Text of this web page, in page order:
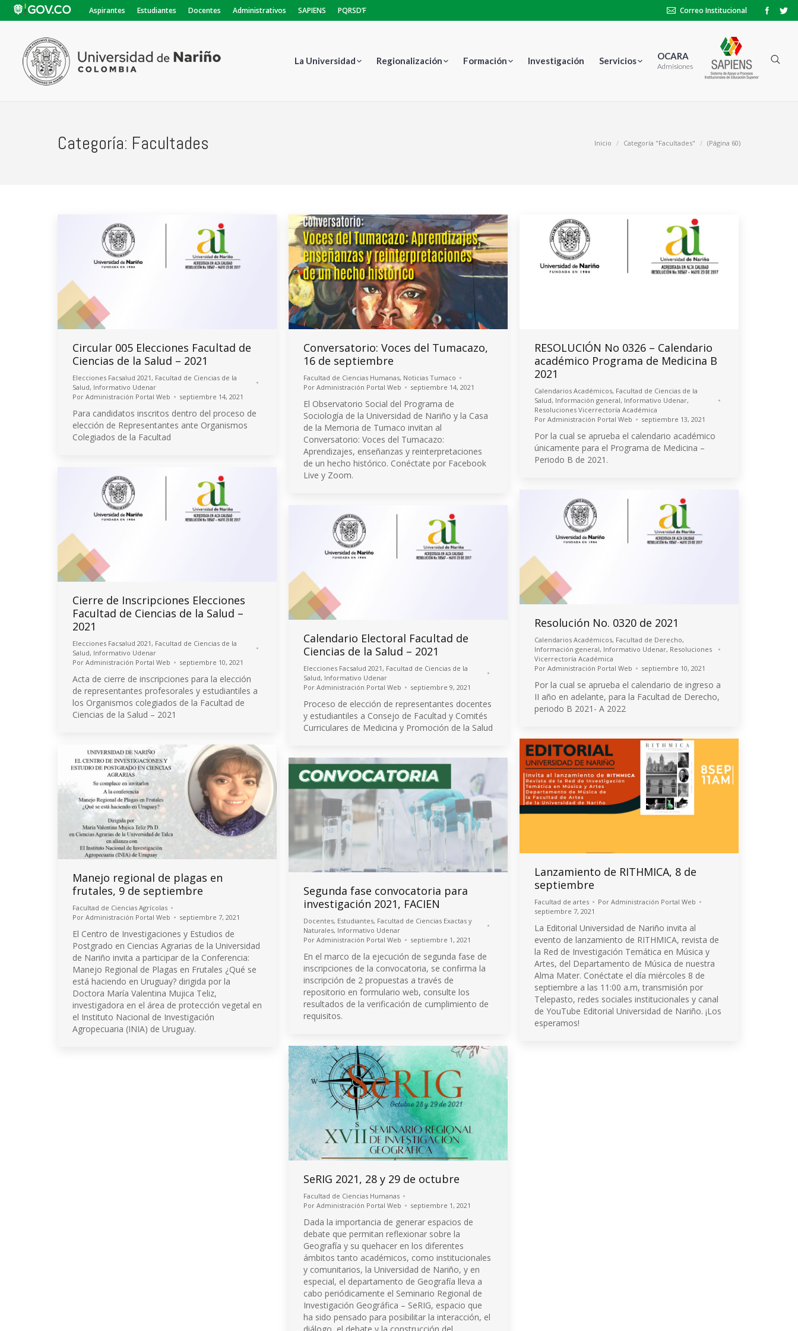
Aspirantes Estudiantes Docentes Administrativos SAPIENS PQRSD’F Correo Institucional
La Universidad Regionalización Formación Investigación Servicios OCARA
Admisiones
Categoría: Facultades Inicio Categoría "Facultades" (Página 60)
Circular 005 Elecciones Facultad de
Ciencias de la Salud – 2021
Elecciones Facsalud 2021, Facultad de Ciencias de la
Salud, Informativo Udenar
Por Administración Portal Web septiembre 14, 2021
Para candidatos inscritos dentro del proceso de
elección de Representantes ante Organismos
Colegiados de la Facultad
Conversatorio: Voces del Tumacazo,
16 de septiembre
Facultad de Ciencias Humanas, Noticias Tumaco
Por Administración Portal Web septiembre 14, 2021
El Observatorio Social del Programa de
Sociología de la Universidad de Nariño y la Casa
de la Memoria de Tumaco invitan al
Conversatorio: Voces del Tumacazo:
Aprendizajes, enseñanzas y reinterpretaciones
de un hecho histórico. Conéctate por Facebook
Live y Zoom.
RESOLUCIÓN No 0326 – Calendario
académico Programa de Medicina B
2021
Calendarios Académicos, Facultad de Ciencias de la
Salud, Información general, Informativo Udenar,
Resoluciones Vicerrectoría Académica
Por Administración Portal Web septiembre 13, 2021
Por la cual se aprueba el calendario académico
únicamente para el Programa de Medicina –
Periodo B de 2021.
Cierre de Inscripciones Elecciones
Facultad de Ciencias de la Salud –
2021
Elecciones Facsalud 2021, Facultad de Ciencias de la
Salud, Informativo Udenar
Por Administración Portal Web septiembre 10, 2021
Acta de cierre de inscripciones para la elección
de representantes profesorales y estudiantiles a
los Organismos colegiados de la Facultad de
Ciencias de la Salud – 2021
Resolución No. 0320 de 2021
Calendarios Académicos, Facultad de Derecho,
Información general, Informativo Udenar, Resoluciones
Vicerrectoría Académica
Por Administración Portal Web septiembre 10, 2021
Por la cual se aprueba el calendario de ingreso a
II año en adelante, para la Facultad de Derecho,
periodo B 2021- A 2022
Calendario Electoral Facultad de
Ciencias de la Salud – 2021
Elecciones Facsalud 2021, Facultad de Ciencias de la
Salud, Informativo Udenar
Por Administración Portal Web septiembre 9, 2021
Proceso de elección de representantes docentes
y estudiantiles a Consejo de Facultad y Comités
Curriculares de Medicina y Promoción de la Salud
Lanzamiento de RITHMICA, 8 de
septiembre
Facultad de artes Por Administración Portal Web
septiembre 7, 2021
La Editorial Universidad de Nariño invita al
evento de lanzamiento de RITHMICA, revista de
la Red de Investigación Temática en Música y
Artes, del Departamento de Música de nuestra
Alma Mater. Conéctate el día miércoles 8 de
septiembre a las 11:00 a.m, transmisión por
Telepasto, redes sociales institucionales y canal
de YouTube Editorial Universidad de Nariño. ¡Los
esperamos!
Manejo regional de plagas en
frutales, 9 de septiembre
Facultad de Ciencias Agrícolas
Por Administración Portal Web septiembre 7, 2021
El Centro de Investigaciones y Estudios de
Postgrado en Ciencias Agrarias de la Universidad
de Nariño invita a participar de la Conferencia:
Manejo Regional de Plagas en Frutales ¿Qué se
está haciendo en Uruguay? dirigida por la
Doctora María Valentina Mujica Teliz,
investigadora en el área de protección vegetal en
el Instituto Nacional de Investigación
Agropecuaria (INIA) de Uruguay.
Segunda fase convocatoria para
investigación 2021, FACIEN
Docentes, Estudiantes, Facultad de Ciencias Exactas y
Naturales, Informativo Udenar
Por Administración Portal Web septiembre 1, 2021
En el marco de la ejecución de segunda fase de
inscripciones de la convocatoria, se confirma la
inscripción de 2 propuestas a través de
repositorio en formulario web, consulte los
resultados de la verificación de cumplimiento de
requisitos.
SeRIG 2021, 28 y 29 de octubre
Facultad de Ciencias Humanas
Por Administración Portal Web septiembre 1, 2021
Dada la importancia de generar espacios de
debate que permitan reflexionar sobre la
Geografía y su quehacer en los diferentes
ámbitos tanto académicos, como institucionales
y comunitarios, la Universidad de Nariño, y en
especial, el departamento de Geografía lleva a
cabo periódicamente el Seminario Regional de
Investigación Geográfica – SeRIG, espacio que
ha sido pensado para posibilitar la interacción, el